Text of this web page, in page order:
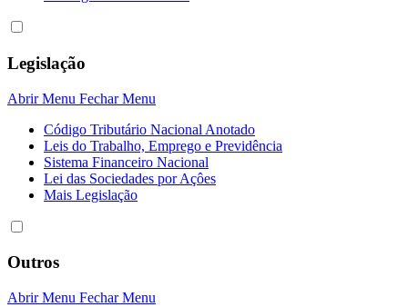
Legislação
Abrir Menu Fechar Menu
Código Tributário Nacional Anotado
Leis do Trabalho, Emprego e Previdência
Sistema Financeiro Nacional
Lei das Sociedades por Açôes
Mais Legislação
Outros
Abrir Menu Fechar Menu